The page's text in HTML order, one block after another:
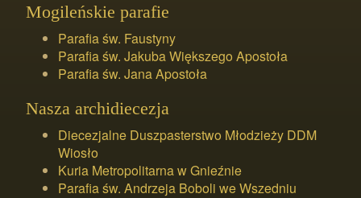
Mogileńskie parafie
Parafia św. Faustyny
Parafia św. Jakuba Większego Apostoła
Parafia św. Jana Apostoła
Nasza archidiecezja
Diecezjalne Duszpasterstwo Młodzieży DDM
Wiosło
Kuria Metropolitarna w Gnieźnie
Parafia św. Andrzeja Boboli we Wszedniu